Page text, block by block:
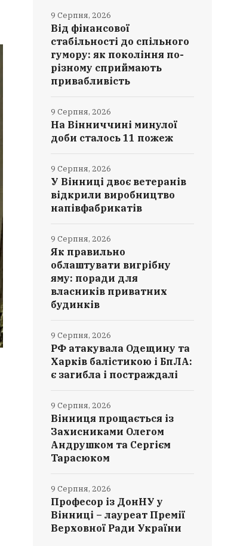
Від фінансової
стабільності до спільного
гумору: як покоління по-
різному сприймають
привабливість
9 Серпня, 2026
На Вінниччині минулої
доби сталось 11 пожеж
9 Серпня, 2026
У Вінниці двоє ветеранів
відкрили виробництво
напівфабрикатів
9 Серпня, 2026
Як правильно
облаштувати вигрібну
яму: поради для
власників приватних
будинків
9 Серпня, 2026
РФ атакувала Одещину та
Харків балістикою і БпЛА:
є загибла і постраждалі
9 Серпня, 2026
Вінниця прощається із
Захисниками Олегом
Андрушком та Сергієм
Тарасюком
9 Серпня, 2026
Професор із ДонНУ у
Вінниці – лауреат Премії
Верховної Ради України
9 Серпня, 2026